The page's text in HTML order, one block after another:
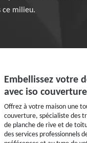
ce milieu.
Embellissez votre
avec iso
Offrez à votre maison une
couverture, spécialiste des
de planche de rive et de
des services professionnels